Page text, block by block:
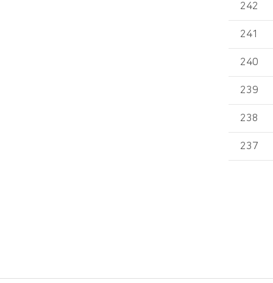
242
241
240
239
238
237